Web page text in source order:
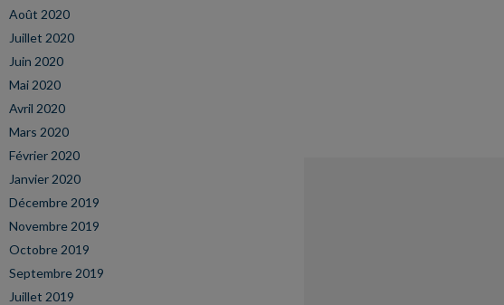
Août 2020
Juillet 2020
Juin 2020
Mai 2020
Avril 2020
Mars 2020
Février 2020
Janvier 2020
Décembre 2019
Novembre 2019
Octobre 2019
Septembre 2019
Juillet 2019